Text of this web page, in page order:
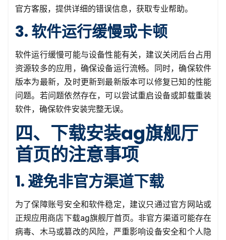
官方客服，提供详细的错误信息，获取专业帮助。
3. 软件运行缓慢或卡顿
软件运行缓慢可能与设备性能有关，建议关闭后台占用
资源较多的应用，确保设备运行流畅。同时，确保软件
版本为最新，及时更新到最新版本可以修复已知的性能
问题。若问题依然存在，可以尝试重启设备或卸载重装
软件，确保软件安装完整无误。
四、下载安装ag旗舰厅
首页的注意事项
1. 避免非官方渠道下载
为了保障账号安全和软件稳定，建议只通过官方网站或
正规应用商店下载ag旗舰厅首页。非官方渠道可能存在
病毒、木马或篡改的风险，严重影响设备安全和个人隐